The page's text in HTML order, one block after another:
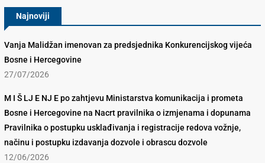
Najnoviji
Vanja Malidžan imenovan za predsjednika Konkurencijskog vijeća
Bosne i Hercegovine
27/07/2026
M I Š LJ E NJ E po zahtjevu Ministarstva komunikacija i prometa
Bosne i Hercegovine na Nacrt pravilnika o izmjenama i dopunama
Pravilnika o postupku usklađivanja i registracije redova vožnje,
načinu i postupku izdavanja dozvole i obrascu dozvole
12/06/2026